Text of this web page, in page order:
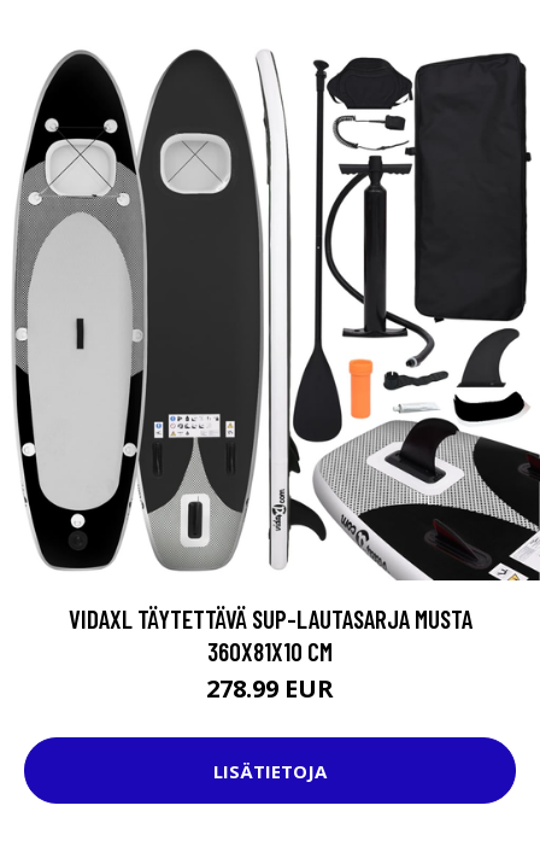
VIDAXL TÄYTETTÄVÄ SUP-LAUTASARJA MUSTA
360X81X10 CM
278.99 EUR
LISÄTIETOJA